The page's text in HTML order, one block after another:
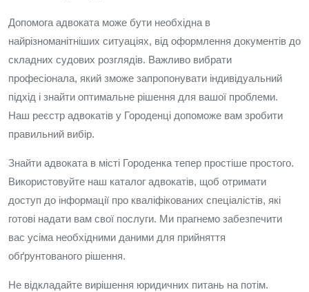
Допомога адвоката може бути необхідна в
найрізноманітніших ситуаціях, від оформлення документів до
складних судових розглядів. Важливо вибрати
професіонала, який зможе запропонувати індивідуальний
підхід і знайти оптимальне рішення для вашої проблеми.
Наш реєстр адвокатів у Городенці допоможе вам зробити
правильний вибір.
Знайти адвоката в місті Городенка тепер простіше простого.
Використовуйте наш каталог адвокатів, щоб отримати
доступ до інформації про кваліфікованих спеціалістів, які
готові надати вам свої послуги. Ми прагнемо забезпечити
вас усіма необхідними даними для прийняття
обґрунтованого рішення.
Не відкладайте вирішення юридичних питань на потім.